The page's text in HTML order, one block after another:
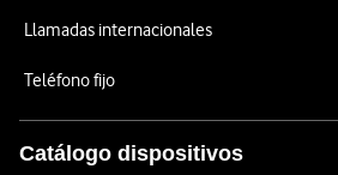
Llamadas internacionales
Teléfono fijo
Catálogo dispositivos